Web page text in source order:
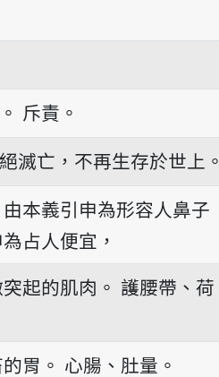
斥責。
滅亡，不再生存於世上。
由本義引申為形容人鼻子
占人便宜，
起的肌肉。 護腰帶、荷
胃。 心腸、肚量。